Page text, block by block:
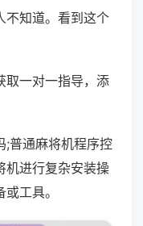
不知道。看到这个
取一对一指导，添
;普通麻将机程序控
机进行复杂安装操
工具。